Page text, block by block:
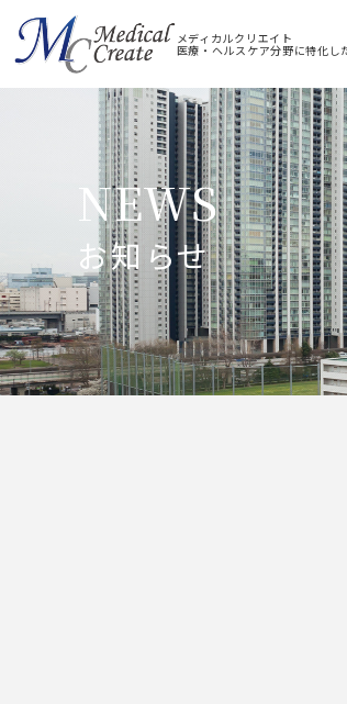
メディカルクリエイト
医療・ヘルスケア分野に特化し
NEWS
お知らせ